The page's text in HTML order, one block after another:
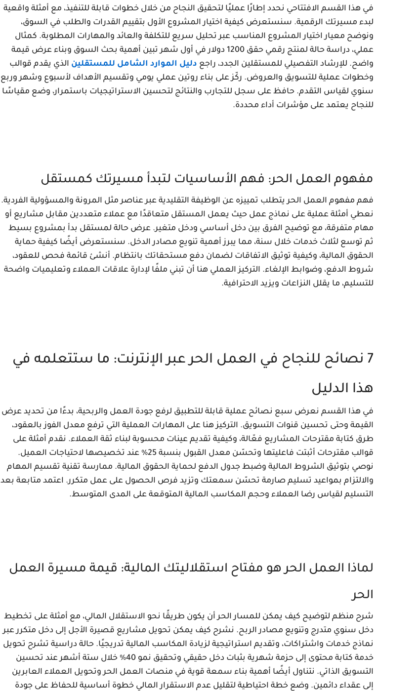
في هذا القسم الافتتاحي نحدد إطارًا عمليًا لتحقيق النجاح من خلال خطوات قابلة للتنفيذ، مع أمثلة واقعية
لبدء مسيرتك الرقمية. سنستعرض كيفية اختيار المشروع الأول بتقييم القدرات والطلب في السوق،
ونوضح معيار اختيار المشروع المناسب عبر تحليل سريع للتكلفة والعائد والمهارات المطلوبة. كمثال
عملي، دراسة حالة لمنتج رقمي حقق 1200 دولار في أول شهر تبين أهمية بحث السوق وبناء عرض قيمة
واضح. للإرشاد التفصيلي للمستقلين الجدد، راجع دليل الموارد الشامل للمستقلين الذي يقدم قوالب
وخطوات عملية للتسويق والعروض. ركّز على بناء روتين عملي يومي وتقسيم الأهداف لأسبوع وشهر وربع
سنوي لقياس التقدم. حافظ على سجل للتجارب والنتائج لتحسين الاستراتيجيات باستمرار، وضع مقياسًا
للنجاح يعتمد على مؤشرات أداء محددة.
مفهوم العمل الحر: فهم الأساسيات لتبدأ مسيرتك كمستقل
فهم مفهوم العمل الحر يتطلب تمييزه عن الوظيفة التقليدية عبر عناصر مثل المرونة والمسؤولية الفردية.
نعطي أمثلة عملية على نماذج عمل حيث يعمل المستقل متعاقدًا مع عملاء متعددين مقابل مشاريع أو
مهام متفرقة، مع توضيح الفرق بين دخل أساسي ودخل متغير. عرض حالة لمستقل بدأ بمشروع بسيط
ثم توسع لثلاث خدمات خلال سنة، مما يبرز أهمية تنويع مصادر الدخل. سنستعرض أيضًا كيفية حماية
الحقوق المالية، وكيفية توثيق الاتفاقات لضمان دفع مستحقاتك بانتظام. أنشئ قائمة فحص للعقود،
شروط الدفع، وضوابط الإلغاء. التركيز العملي هنا أن تبني ملفًا لإدارة علاقات العملاء وتعليميات واضحة
للتسليم، ما يقلل النزاعات ويزيد الاحترافية.
7 نصائح للنجاح في العمل الحر عبر الإنترنت: ما ستتعلمه في
هذا الدليل
في هذا القسم نعرض سبع نصائح عملية قابلة للتطبيق لرفع جودة العمل والربحية، بدءًا من تحديد عرض
القيمة وحتى تحسين قنوات التسويق. التركيز هنا على المهارات العملية التي ترفع معدل الفوز بالعقود،
طرق كتابة مقترحات المشاريع فعّالة، وكيفية تقديم عينات محسوبة لبناء ثقة العملاء. نقدم أمثلة على
قوالب مقترحات أثبتت فاعليتها وتحسّن معدل القبول بنسبة 25% عند تخصيصها لاحتياجات العميل.
نوصي بتوثيق الشروط المالية وضبط جدول الدفع لحماية الحقوق المالية. ممارسة تقنية تقسيم المهام
والالتزام بمواعيد تسليم صارمة تحسّن سمعتك وتزيد فرص الحصول على عمل متكرر. اعتمد متابعة بعد
التسليم لقياس رضا العملاء وحجم المكاسب المالية المتوقعة على المدى المتوسط.
لماذا العمل الحر هو مفتاح استقلاليتك المالية: قيمة مسيرة العمل
الحر
شرح منظم لتوضيح كيف يمكن للمسار الحر أن يكون طريقًا نحو الاستقلال المالي، مع أمثلة على تخطيط
دخل سنوي متدرج وتنويع مصادر الربح. نشرح كيف يمكن تحويل مشاريع قصيرة الأجل إلى دخل متكرر عبر
نماذج خدمات واشتراكات، وتقديم استراتيجية لزيادة المكاسب المالية تدريجيًا. حالة دراسية تشرح تحويل
خدمة كتابة محتوى إلى حزمة شهرية بثبات دخل حقيقي وتحقيق نمو 40% خلال ستة أشهر عند تحسين
التسويق الذاتي. نتناول أيضًا أهمية بناء سمعة قوية في منصات العمل الحر وتحويل العملاء العابرين
إلى عقداء دائمين. وضع خطة احتياطية لتقليل عدم الاستقرار المالي خطوة أساسية للحفاظ على جودة